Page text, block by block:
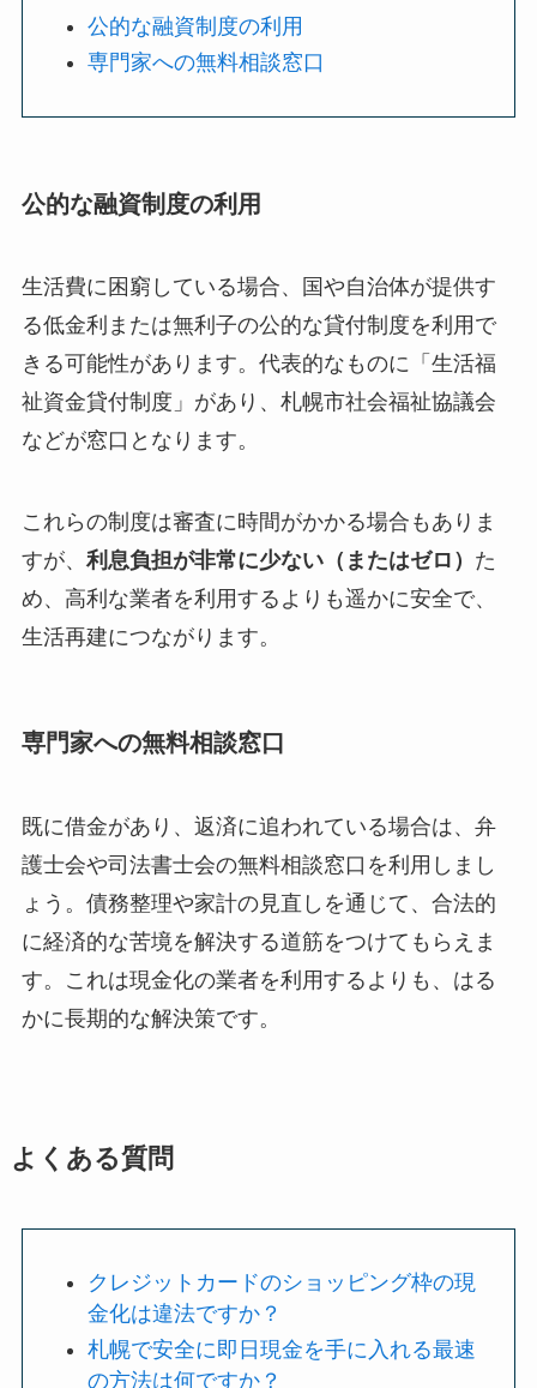
公的な融資制度の利用
専門家への無料相談窓口
公的な融資制度の利用
生活費に困窮している場合、国や自治体が提供す
る低金利または無利子の公的な貸付制度を利用で
きる可能性があります。代表的なものに「生活福
祉資金貸付制度」があり、札幌市社会福祉協議会
などが窓口となります。
これらの制度は審査に時間がかかる場合もありま
すが、 利息負担が非常に少ない（またはゼロ） た
め、高利な業者を利用するよりも遥かに安全で、
生活再建につながります。
専門家への無料相談窓口
既に借金があり、返済に追われている場合は、弁
護士会や司法書士会の無料相談窓口を利用しまし
ょう。債務整理や家計の見直しを通じて、合法的
に経済的な苦境を解決する道筋をつけてもらえま
す。これは現金化の業者を利用するよりも、はる
かに長期的な解決策です。
よくある質問
クレジットカードのショッピング枠の現
金化は違法ですか？
札幌で安全に即日現金を手に入れる最速
の方法は何ですか？